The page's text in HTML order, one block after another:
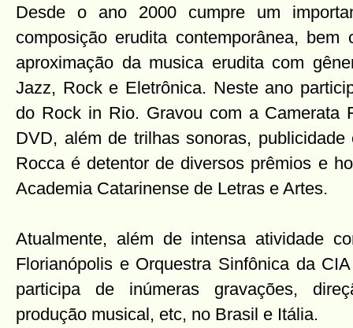
Desde o ano 2000 cumpre um
composição erudita contemporânea,
aproximação da musica erudita com
Jazz, Rock e Eletrônica. Neste ano
do Rock in Rio. Gravou com a Camerata
DVD, além de trilhas sonoras,
Rocca é detentor de diversos prêmios e
Academia Catarinense de Letras e Artes.
Atualmente, além de intensa atividade
Florianópolis e Orquestra Sinfônica da
participa de inúmeras gravações,
produção musical, etc, no Brasil e Itália.